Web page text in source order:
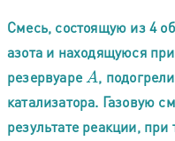
Смесь, состоящую из 4
азота и находящуюся
резервуареA ,
катализатора. Газовую
результате реакции, при